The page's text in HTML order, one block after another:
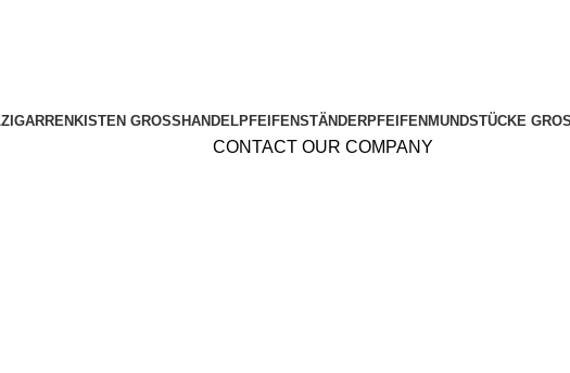
ZIGARRENKISTEN GROSSHANDEL PFEIFENSTÄNDERPFEIFENMUNDSTÜCKE
CONTACT OUR COMPANY